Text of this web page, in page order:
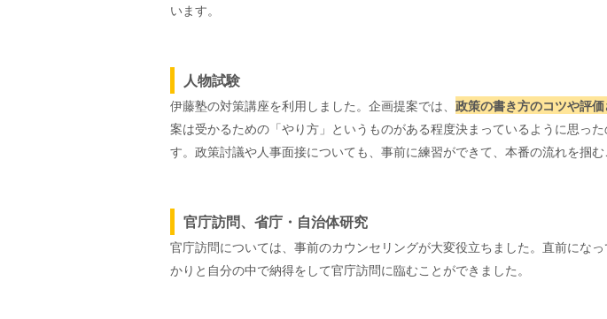
います。
人物試験
伊藤塾の対策講座を利用しました。企画提案では、 政策の書き方のコツや評
案は受かるための「やり方」というものがある程度決まっているように思っ
す。政策討議や人事面接についても、事前に練習ができて、本番の流れを掴
官庁訪問、省庁・自治体研究
官庁訪問については、事前のカウンセリングが大変役立ちました。直前になっ
かりと自分の中で納得をして官庁訪問に臨むことができました。